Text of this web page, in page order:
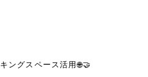
ングスペース活用🌐🤝